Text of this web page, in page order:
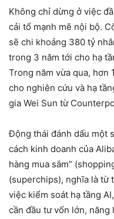
Không chỉ dừng ở việc
cải tổ mạnh mẽ nội bộ.
sẽ chi khoảng 380 tỷ
trong 3 năm tới cho hạ
Trong năm vừa qua, hơn
cho nghiên cứu và hạ
gia Wei Sun từ
Động thái đánh dấu một
cách kinh doanh của
hàng mua sắm”
(superchips), nghĩa là từ
việc kiểm soát hạ tầng
cần đầu tư vốn lớn,